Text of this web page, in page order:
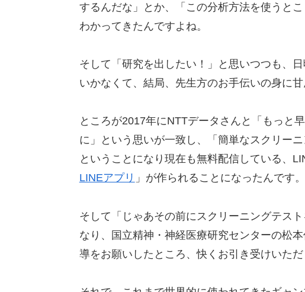
するんだな」とか、「この分析方法を使うと
わかってきたんですよね。
そして「研究を出したい！」と思いつつも、
いかなくて、結局、先生方のお手伝いの身に甘
ところが2017年にNTTデータさんと「もっと
に」という思いが一致し、「簡単なスクリー
ということになり現在も無料配信している、
LINEアプリ 」が作られることになったんです。
そして「じゃあその前にスクリーニングテス
なり、国立精神・神経医療研究センターの松
導をお願いしたところ、快くお引き受けいた